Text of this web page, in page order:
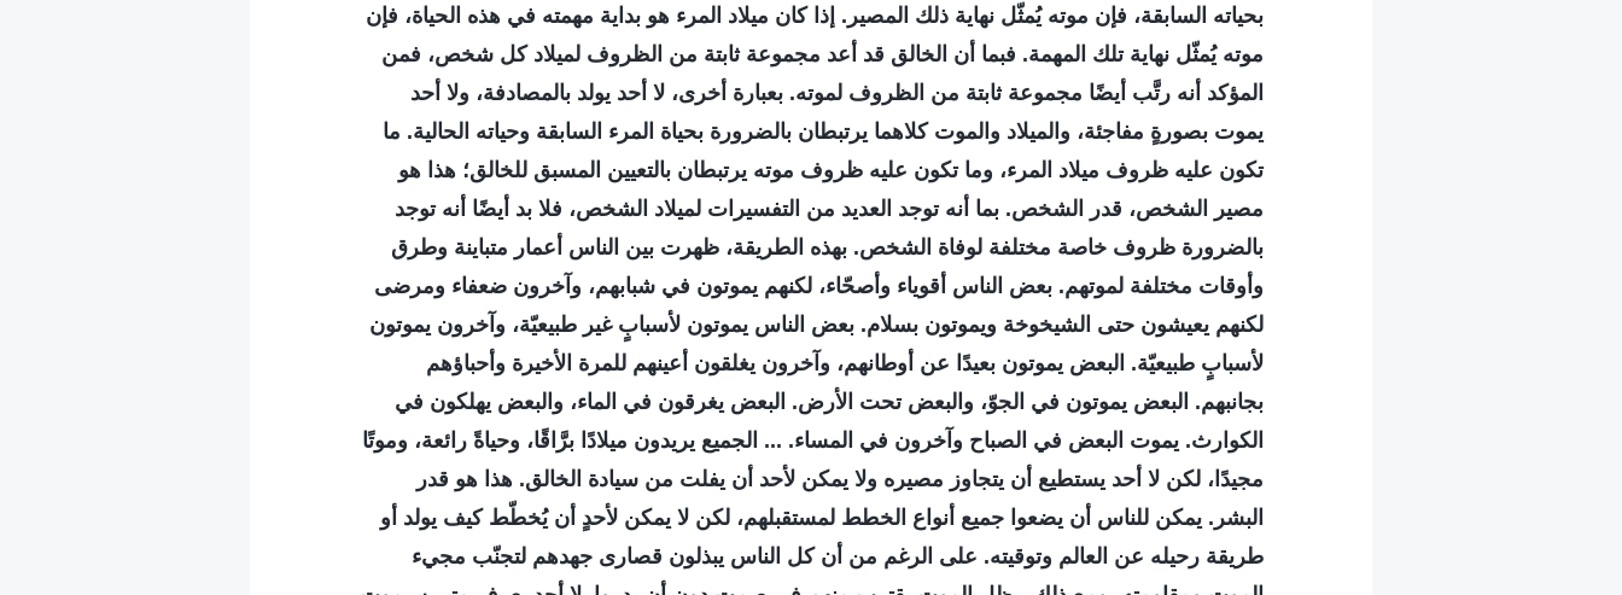
بحياته السابقة، فإن موته يُمثّل نهاية ذلك المصير. إذا كان ميلاد المرء هو بداية مهمته في هذه الحياة، فإن
موته يُمثّل نهاية تلك المهمة. فبما أن الخالق قد أعد مجموعة ثابتة من الظروف لميلاد كل شخص، فمن
المؤكد أنه رتَّب أيضًا مجموعة ثابتة من الظروف لموته. بعبارة أخرى، لا أحد يولد بالمصادفة، ولا أحد
يموت بصورةٍ مفاجئة، والميلاد والموت كلاهما يرتبطان بالضرورة بحياة المرء السابقة وحياته الحالية. ما
تكون عليه ظروف ميلاد المرء، وما تكون عليه ظروف موته يرتبطان بالتعيين المسبق للخالق؛ هذا هو
مصير الشخص، قدر الشخص. بما أنه توجد العديد من التفسيرات لميلاد الشخص، فلا بد أيضًا أنه توجد
بالضرورة ظروف خاصة مختلفة لوفاة الشخص. بهذه الطريقة، ظهرت بين الناس أعمار متباينة وطرق
وأوقات مختلفة لموتهم. بعض الناس أقوياء وأصحّاء، لكنهم يموتون في شبابهم، وآخرون ضعفاء ومرضى
لكنهم يعيشون حتى الشيخوخة ويموتون بسلام. بعض الناس يموتون لأسبابٍ غير طبيعيّة، وآخرون يموتون
لأسبابٍ طبيعيّة. البعض يموتون بعيدًا عن أوطانهم، وآخرون يغلقون أعينهم للمرة الأخيرة وأحباؤهم
بجانبهم. البعض يموتون في الجوّ، والبعض تحت الأرض. البعض يغرقون في الماء، والبعض يهلكون في
الكوارث. يموت البعض في الصباح وآخرون في المساء. ... الجميع يريدون ميلادًا برَّاقًا، وحياةً رائعة، وموتًا
مجيدًا، لكن لا أحد يستطيع أن يتجاوز مصيره ولا يمكن لأحد أن يفلت من سيادة الخالق. هذا هو قدر
البشر. يمكن للناس أن يضعوا جميع أنواع الخطط لمستقبلهم، لكن لا يمكن لأحدٍ أن يُخطّط كيف يولد أو
طريقة رحيله عن العالم وتوقيته. على الرغم من أن كل الناس يبذلون قصارى جهدهم لتجنّب مجيء